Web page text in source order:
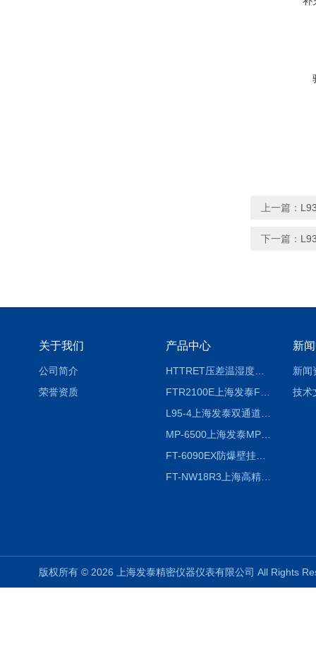
上一篇：
下一篇：
关于我们
公司简介
荣誉资质
产品中心
HTTRET压差温湿度显示屏
MP-6500上海发泰MP-6500 压力记录器
FT-6090EX防爆壁挂式沼气分析检测仪
FT-NW18R3上海高精度温度记录仪
新
新闻
技术
版权所有 © 2026 上海发泰精密仪器仪表有限公司 All